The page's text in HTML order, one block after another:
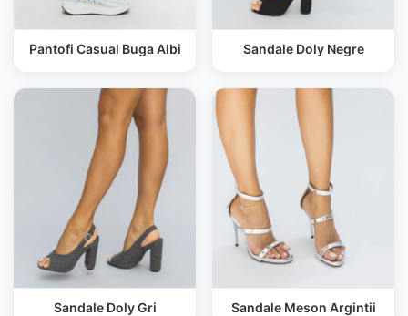
Pantofi Casual Buga Albi Sandale Doly Negre
Sandale Doly Gri Sandale Meson Argintii